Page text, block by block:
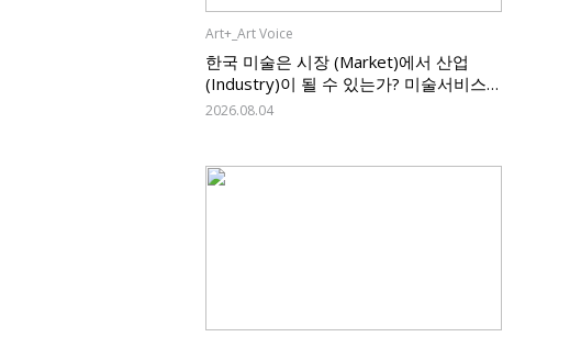
Art+_Art Voice
한국 미술은 시장 (Market)에서 산업
(Industry)이 될 수 있는가? 미술서비스
업 신고제가 던지는 질문, 그리고 한국 미
2026.08.04